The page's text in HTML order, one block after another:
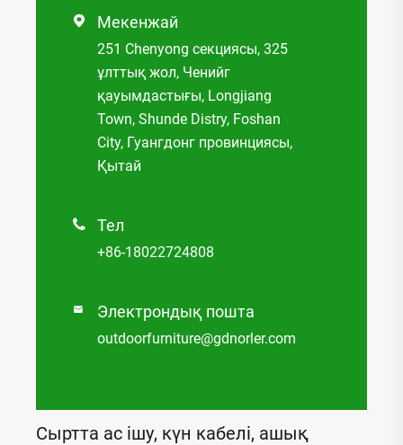
 Мекенжай
251 Chenyong секциясы, 325
ұлттық жол, Ченийг
қауымдастығы, Longjiang
Town, Shunde Distry, Foshan
City, Гуангдонг провинциясы,
Қытай
 Тел
+86-18022724808
 Электрондық пошта
outdoorfurniture@gdnorler.com
Сыртта ас ішу, күн кабелі, ашық